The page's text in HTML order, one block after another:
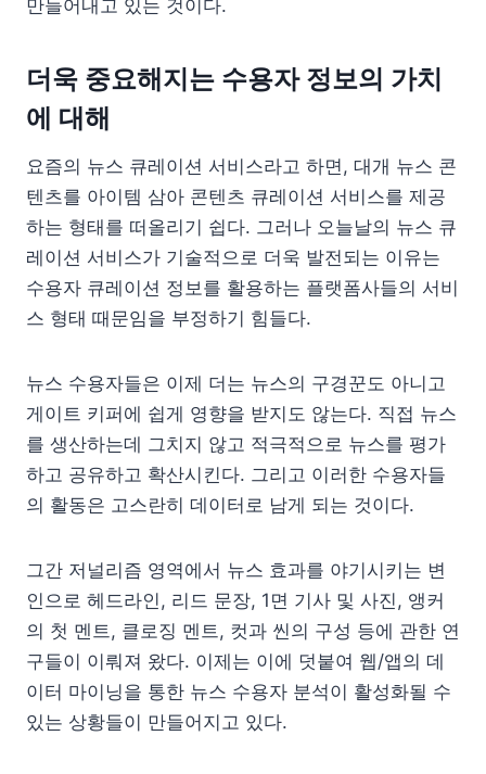
만들어내고 있는 것이다.
더욱 중요해지는 수용자 정보의 가치
에 대해
요즘의 뉴스 큐레이션 서비스라고 하면, 대개 뉴스 콘
텐츠를 아이템 삼아 콘텐츠 큐레이션 서비스를 제공
하는 형태를 떠올리기 쉽다. 그러나 오늘날의 뉴스 큐
레이션 서비스가 기술적으로 더욱 발전되는 이유는
수용자 큐레이션 정보를 활용하는 플랫폼사들의 서비
스 형태 때문임을 부정하기 힘들다.
뉴스 수용자들은 이제 더는 뉴스의 구경꾼도 아니고
게이트 키퍼에 쉽게 영향을 받지도 않는다. 직접 뉴스
를 생산하는데 그치지 않고 적극적으로 뉴스를 평가
하고 공유하고 확산시킨다. 그리고 이러한 수용자들
의 활동은 고스란히 데이터로 남게 되는 것이다.
그간 저널리즘 영역에서 뉴스 효과를 야기시키는 변
인으로 헤드라인, 리드 문장, 1면 기사 및 사진, 앵커
의 첫 멘트, 클로징 멘트, 컷과 씬의 구성 등에 관한 연
구들이 이뤄져 왔다. 이제는 이에 덧붙여 웹/앱의 데
이터 마이닝을 통한 뉴스 수용자 분석이 활성화될 수
있는 상황들이 만들어지고 있다.